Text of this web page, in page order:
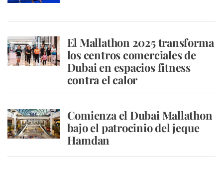
El Mallathon 2025 transforma
los centros comerciales de
Dubai en espacios fitness
contra el calor
Comienza el Dubai Mallathon
bajo el patrocinio del jeque
Hamdan